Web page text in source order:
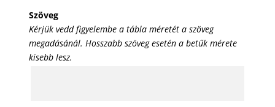
Szöveg
Kérjük vedd figyelembe a tábla méretét a szöveg
megadásánál. Hosszabb szöveg esetén a betűk mérete
kisebb lesz.